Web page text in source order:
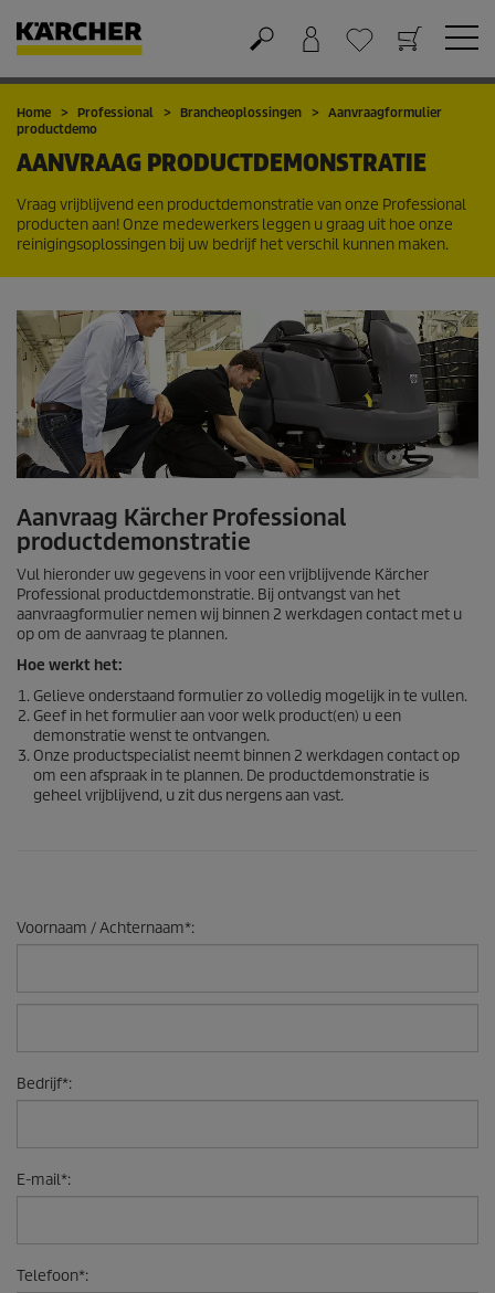
Winkelwagen
Wensenlijstje
Home Professional Brancheoplossingen
Aanvraagformulier
productdemo
AANVRAAG PRODUCTDEMONSTRATIE
Vraag vrijblijvend een productdemonstratie van onze Professional
producten aan! Onze medewerkers leggen u graag uit hoe onze
reinigingsoplossingen bij uw bedrijf het verschil kunnen maken.
Aanvraag Kärcher Professional
productdemonstratie
Vul hieronder uw gegevens in voor een vrijblijvende Kärcher
Professional productdemonstratie. Bij ontvangst van het
aanvraagformulier nemen wij binnen 2 werkdagen contact met u
op om de aanvraag te plannen.
Hoe werkt het:
Gelieve onderstaand formulier zo volledig mogelijk in te vullen.
Geef in het formulier aan voor welk product(en) u een
demonstratie wenst te ontvangen.
Onze productspecialist neemt binnen 2 werkdagen contact op
om een afspraak in te plannen. De productdemonstratie is
geheel vrijblijvend, u zit dus nergens aan vast.
Voornaam / Achternaam*:
Bedrijf*:
E-mail*:
Telefoon*: